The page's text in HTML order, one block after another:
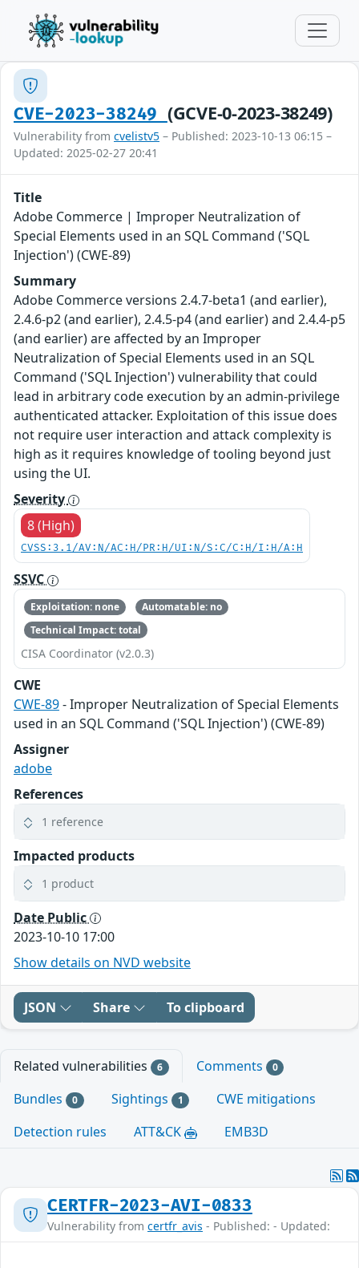
CVE-2023-38249 (GCVE-0-2023-38249)
Vulnerability from cvelistv5 – Published: 2023-10-13 06:15 –
Updated: 2025-02-27 20:41
Title
Adobe Commerce | Improper Neutralization of
Special Elements used in an SQL Command ('SQL
Injection') (CWE-89)
Summary
Adobe Commerce versions 2.4.7-beta1 (and earlier),
2.4.6-p2 (and earlier), 2.4.5-p4 (and earlier) and 2.4.4-p5
(and earlier) are affected by an Improper
Neutralization of Special Elements used in an SQL
Command ('SQL Injection') vulnerability that could
lead in arbitrary code execution by an admin-privilege
authenticated attacker. Exploitation of this issue does
not require user interaction and attack complexity is
high as it requires knowledge of tooling beyond just
using the UI.
Severity
8 (High)
CVSS:3.1/AV:N/AC:H/PR:H/UI:N/S:C/C:H/I:H/A:H
SSVC
Exploitation: none
Automatable: no
Technical Impact: total
CISA Coordinator (v2.0.3)
CWE
CWE-89- Improper Neutralization of Special Elements
used in an SQL Command ('SQL Injection') (CWE-89)
Assigner
adobe
References
1 reference
Impacted products
1 product
Date Public
2023-10-10 17:00
Show details on NVD website
JSON Share To clipboard
Related vulnerabilities 6 Comments 0
Bundles 0 Sightings 1
CWE mitigations
Detection rules
ATT&CK EMB3D
CERTFR-2023-AVI-0833
Vulnerability from certfr_avis - Published: - Updated: